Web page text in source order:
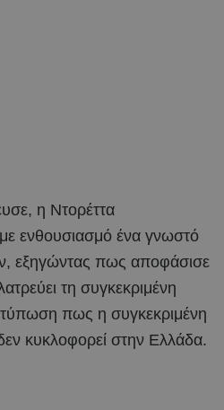
η Ντορέττα
ενθουσιασμό ένα γνωστό
εξηγώντας πως αποφάσισε
τη συγκεκριμένη
πως η συγκεκριμένη
κυκλοφορεί στην Ελλάδα.